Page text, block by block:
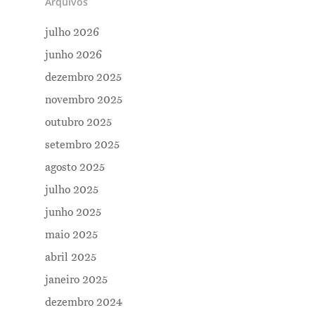
julho 2026
junho 2026
dezembro 2025
novembro 2025
outubro 2025
setembro 2025
agosto 2025
julho 2025
junho 2025
maio 2025
abril 2025
janeiro 2025
dezembro 2024